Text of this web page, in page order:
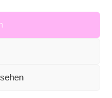
ich mich
Philipp:“ 19
was Leckeres
angehen